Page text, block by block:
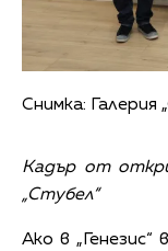
Снимка: Галерия
Кадър от
„Стубел“
Ако в